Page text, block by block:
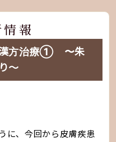
情報
漢方治療① 〜朱
〜
に、今回から皮膚疾患